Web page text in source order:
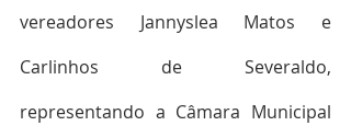
vereadores Jannyslea Matos e
Carlinhos de Severaldo,
representando a Câmara Municipal